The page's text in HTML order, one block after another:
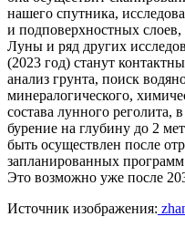
нашего спутника,
и подповерхностных
Луны и ряд других
(2023 год) станут
анализ грунта, поиск
минералогического,
состава лунного реголита,
бурение на глубину до 2
быть осуществлен после
запланированных
Это возможно уже после
Источник изображения: